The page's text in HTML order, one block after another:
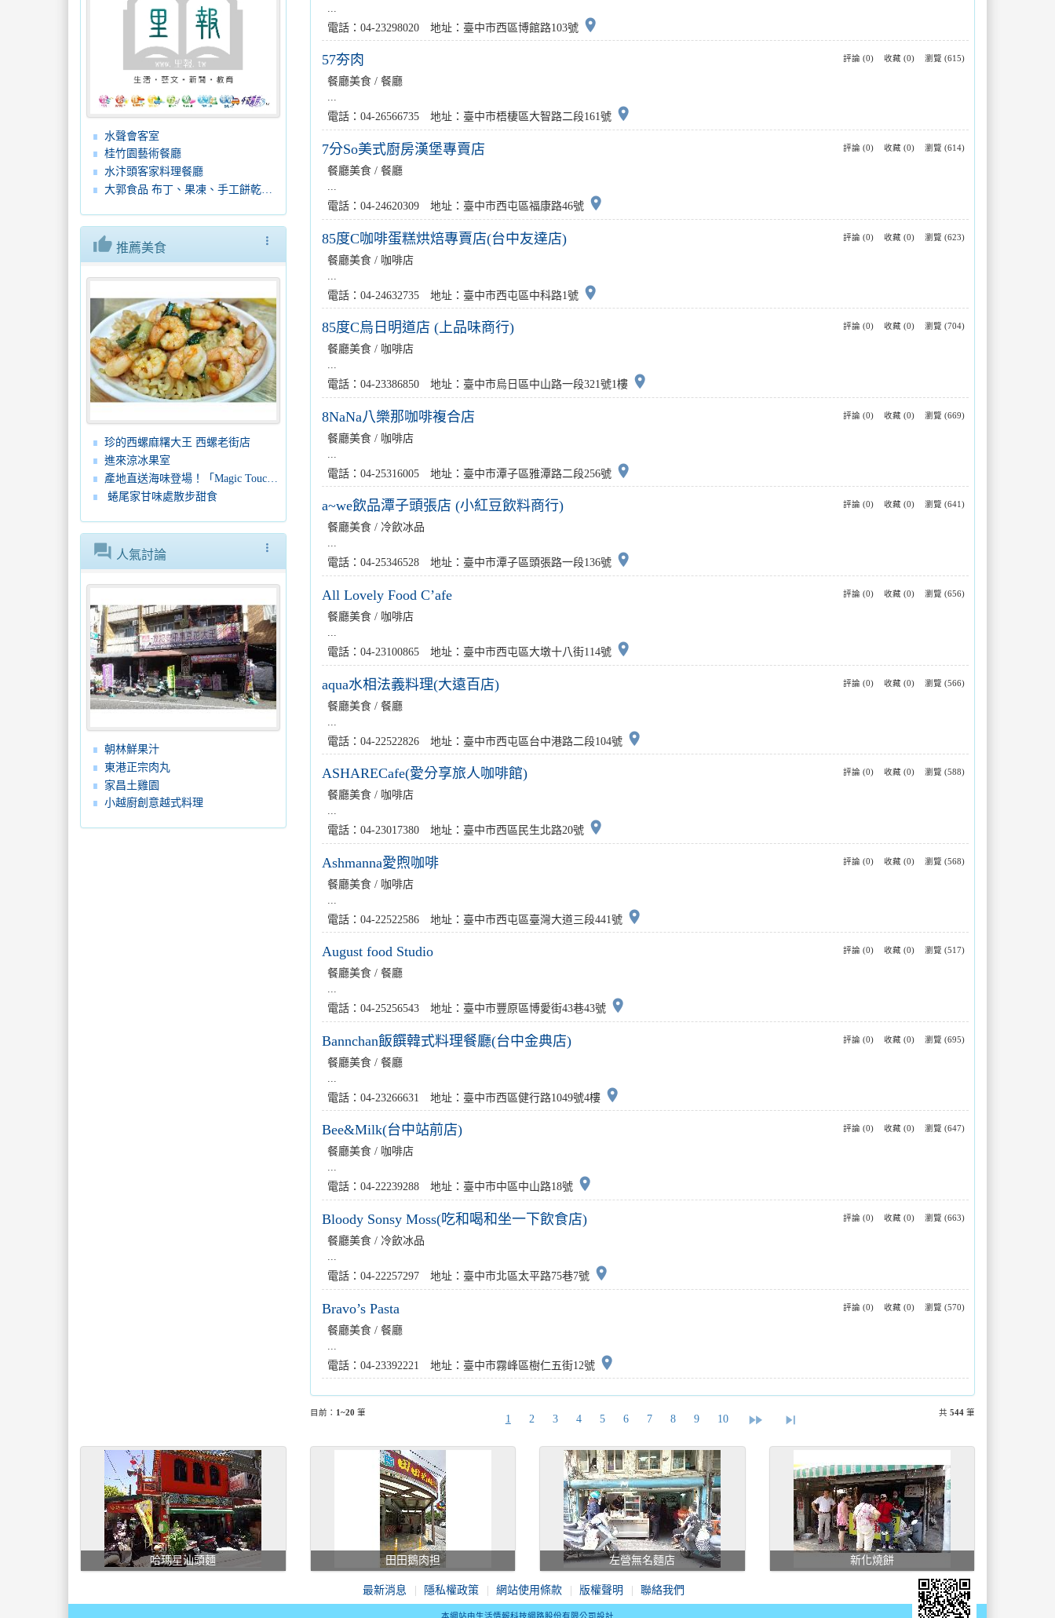
水聲會客室
桂竹園藝術餐廳
水汴頭客家料理餐廳
大郭食品 布丁、果凍、手工餅乾、蛋糕、麵包
more_vert
thumb_up 推薦美食
珍的西螺麻糬大王 西螺老街店
進來涼冰果室
產地直送海味登場！「Magic Touch 樂敘」進駐高雄夢時代購物中心
蜷尾家甘味處散步甜食
more_vert
forum 人氣討論
朝林鮮果汁
東港正宗肉丸
家昌土雞園
小越廚創意越式料理
電話：04-23298020 地址：臺中市西區博館路103號 place
評論 (0) 收藏 (0) 瀏覽 (615)
57夯肉
餐廳美食 / 餐廳
...
電話：04-26566735 地址：臺中市梧棲區大智路二段161號 place
評論 (0) 收藏 (0) 瀏覽 (614)
7分So美式廚房漢堡專賣店
餐廳美食 / 餐廳
電話：04-24620309 地址：臺中市西屯區福康路46號 place
評論 (0) 收藏 (0) 瀏覽 (623)
85度C咖啡蛋糕烘焙專賣店(台中友達店)
餐廳美食 / 咖啡店
電話：04-24632735 地址：臺中市西屯區中科路1號 place
評論 (0) 收藏 (0) 瀏覽 (704)
85度C烏日明道店 (上品味商行)
餐廳美食 / 咖啡店
...
電話：04-23386850 地址：臺中市烏日區中山路一段321號1樓 place
評論 (0) 收藏 (0) 瀏覽 (669)
8NaNa八樂那咖啡複合店
餐廳美食 / 咖啡店
電話：04-25316005 地址：臺中市潭子區雅潭路二段256號 place
評論 (0) 收藏 (0) 瀏覽 (641)
a~we飲品潭子頭張店 (小紅豆飲料商行)
餐廳美食 / 冷飲冰品
...
電話：04-25346528 地址：臺中市潭子區頭張路一段136號 place
評論 (0) 收藏 (0) 瀏覽 (656)
All Lovely Food C’afe
餐廳美食 / 咖啡店
電話：04-23100865 地址：臺中市西屯區大墩十八街114號 place
評論 (0) 收藏 (0) 瀏覽 (566)
aqua水相法義料理(大遠百店)
餐廳美食 / 餐廳
電話：04-22522826 地址：臺中市西屯區台中港路二段104號 place
評論 (0) 收藏 (0) 瀏覽 (588)
ASHARECafe(愛分享旅人咖啡館)
餐廳美食 / 咖啡店
...
電話：04-23017380 地址：臺中市西區民生北路20號 place
評論 (0) 收藏 (0) 瀏覽 (568)
Ashmanna愛煦咖啡
餐廳美食 / 咖啡店
電話：04-22522586 地址：臺中市西屯區臺灣大道三段441號 place
評論 (0) 收藏 (0) 瀏覽 (517)
August food Studio
餐廳美食 / 餐廳
...
電話：04-25256543 地址：臺中市豐原區博愛街43巷43號 place
評論 (0) 收藏 (0) 瀏覽 (695)
Bannchan飯饌韓式料理餐廳(台中金典店)
餐廳美食 / 餐廳
電話：04-23266631 地址：臺中市西區健行路1049號4樓 place
評論 (0) 收藏 (0) 瀏覽 (647)
Bee&Milk(台中站前店)
餐廳美食 / 咖啡店
...
電話：04-22239288 地址：臺中市中區中山路18號 place
評論 (0) 收藏 (0) 瀏覽 (663)
Bloody Sonsy Moss(吃和喝和坐一下飲食店)
餐廳美食 / 冷飲冰品
...
電話：04-22257297 地址：臺中市北區太平路75巷7號 place
評論 (0) 收藏 (0) 瀏覽 (570)
Bravo’s Pasta
餐廳美食 / 餐廳
電話：04-23392221 地址：臺中市霧峰區樹仁五街12號 place
目前： 1~20 筆
1 2 3 4 5 6 7 8 9 10 fast_forward skip_next 共 544 筆
哈瑪星汕頭麵 田田鵝肉担 左營無名麵店 新化燒餅
最新消息 隱私權政策 網站使用條款 版權聲明 聯絡我們
本網站由生活情報科技網路股份有限公司設計